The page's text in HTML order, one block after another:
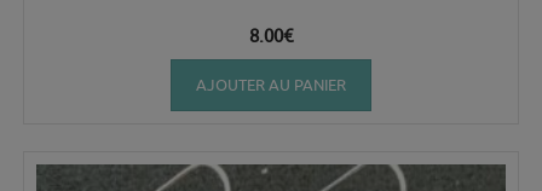
8.00€
AJOUTER AU PANIER